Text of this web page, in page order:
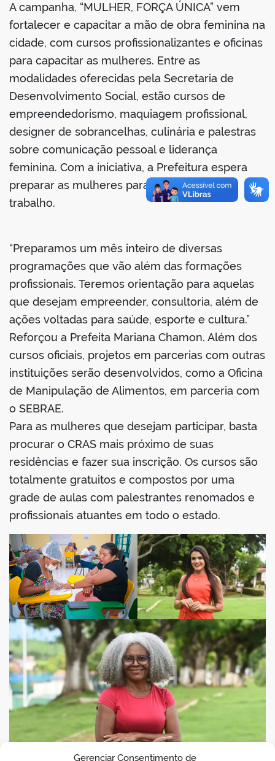
Gerenciar Consentimento de
A campanha, “MULHER, FORÇA ÚNICA” vem
fortalecer e capacitar a mão de obra feminina na
cidade, com cursos profissionalizantes e oficinas
para capacitar as mulheres. Entre as
modalidades oferecidas pela Secretaria de
Desenvolvimento Social, estão cursos de
empreendedorismo, maquiagem profissional,
designer de sobrancelhas, culinária e palestras
sobre comunicação pessoal e liderança
feminina. Com a iniciativa, a Prefeitura espera
preparar as mulheres para o mercado de
trabalho.
“Preparamos um mês inteiro de diversas
programações que vão além das formações
profissionais. Teremos orientação para aquelas
que desejam empreender, consultoria, além de
ações voltadas para saúde, esporte e cultura.”
Reforçou a Prefeita Mariana Chamon. Além dos
cursos oficiais, projetos em parcerias com outras
instituições serão desenvolvidos, como a Oficina
de Manipulação de Alimentos, em parceria com
o SEBRAE.
Para as mulheres que desejam participar, basta
procurar o CRAS mais próximo de suas
residências e fazer sua inscrição. Os cursos são
totalmente gratuitos e compostos por uma
grade de aulas com palestrantes renomados e
profissionais atuantes em todo o estado.